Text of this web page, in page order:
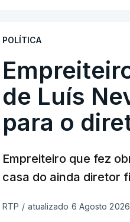
POLÍTICA
de Luís
para o
Empreiteiro que fez
casa do ainda diretor
RTP / atualizado 6 Agosto